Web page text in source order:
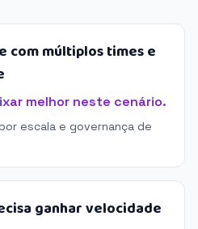
com múltiplos times e
melhor neste cenário.
escala e governança de
ganhar velocidade